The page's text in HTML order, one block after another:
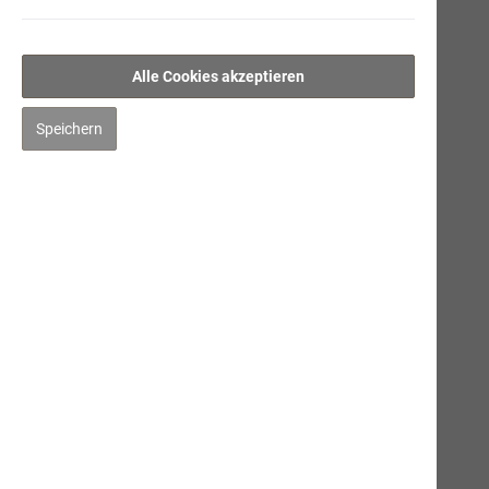
Gourmet-Rinderwurst
Feinschmeckermenü
Alle Cookies akzeptieren
Speichern